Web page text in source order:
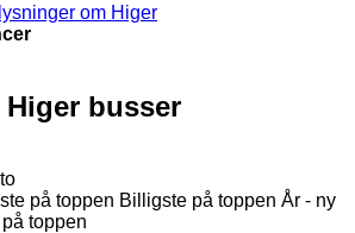
om Higer
Higer busser
på toppen Billigste på toppen År - ny
toppen